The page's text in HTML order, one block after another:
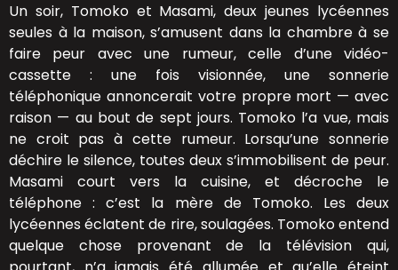
Un soir, Tomoko et Masami, deux jeunes lycéennes
seules à la maison, s’amusent dans la chambre à se
faire peur avec une rumeur, celle d’une vidéo-
cassette : une fois visionnée, une sonnerie
téléphonique annoncerait votre propre mort — avec
raison — au bout de sept jours. Tomoko l’a vue, mais
ne croit pas à cette rumeur. Lorsqu’une sonnerie
déchire le silence, toutes deux s’immobilisent de peur.
Masami court vers la cuisine, et décroche le
téléphone : c’est la mère de Tomoko. Les deux
lycéennes éclatent de rire, soulagées. Tomoko entend
quelque chose provenant de la télévision qui,